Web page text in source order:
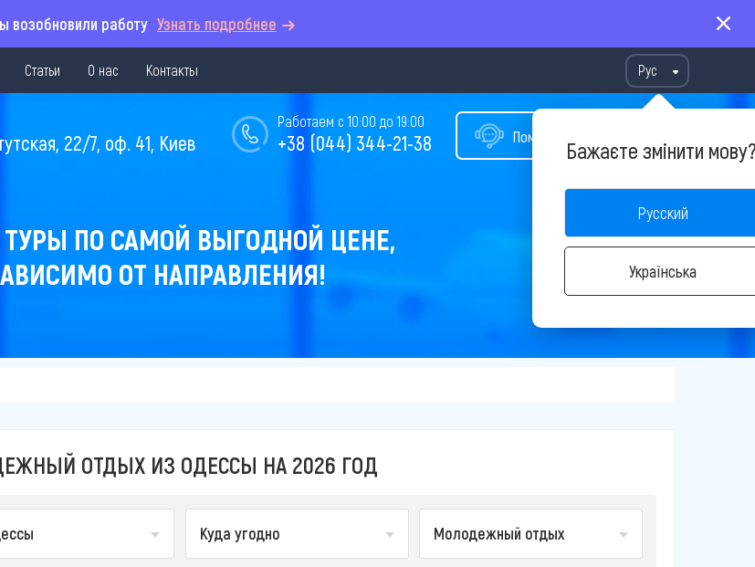
возобновили работу Узнать подробнее
Статьи О нас Контакты Рус
Бажаєте змінити
Русский
Українська
Помощь в подборе тура
Работаем с 10:00 до 19:00
+38 (044) 344-21-38
22/7, оф. 41, Киев
ПО САМОЙ ВЫГОДНОЙ ЦЕНЕ,
ОТ НАПРАВЛЕНИЯ!
ОТДЫХ ИЗ ОДЕССЫ НА 2026 ГОД
Куда угодно Молодежный отдых